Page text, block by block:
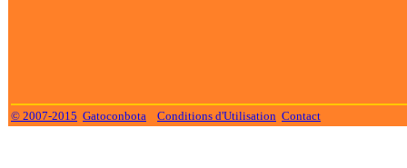
© 2007-2015 Gatoconbota Conditions d'Utilisation Contact